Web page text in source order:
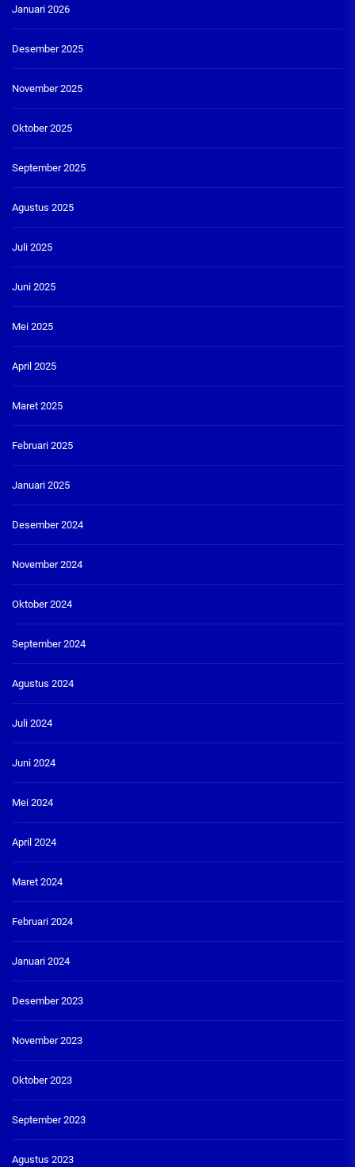
Januari 2026
Desember 2025
November 2025
Oktober 2025
September 2025
Agustus 2025
Juli 2025
Juni 2025
Mei 2025
April 2025
Maret 2025
Februari 2025
Januari 2025
Desember 2024
November 2024
Oktober 2024
September 2024
Agustus 2024
Juli 2024
Juni 2024
Mei 2024
April 2024
Maret 2024
Februari 2024
Januari 2024
Desember 2023
November 2023
Oktober 2023
September 2023
Agustus 2023